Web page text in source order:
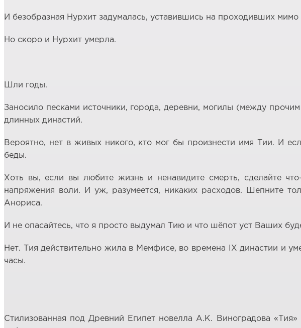
И безобразная Нурхит задумалась, уставившись на проходивших
Но скоро и Нурхит умерла.
Шли годы.
Заносило песками источники, города, деревни, могилы (между
длинных династий.
Вероятно, нет в живых никого, кто мог бы произнести имя Тии. И
беды.
Хоть вы, если вы любите жизнь и ненавидите смерть, сделайте
напряжения воли. И уж, разумеется, никаких расходов. Шепните
Анориса.
И не опасайтесь, что я просто выдумал Тию и что шёпот уст Ваших
Нет. Тия действительно жила в Мемфисе, во времена IX династии и
часы.
Стилизованная под Древний Египет новелла А.К. Виноградова